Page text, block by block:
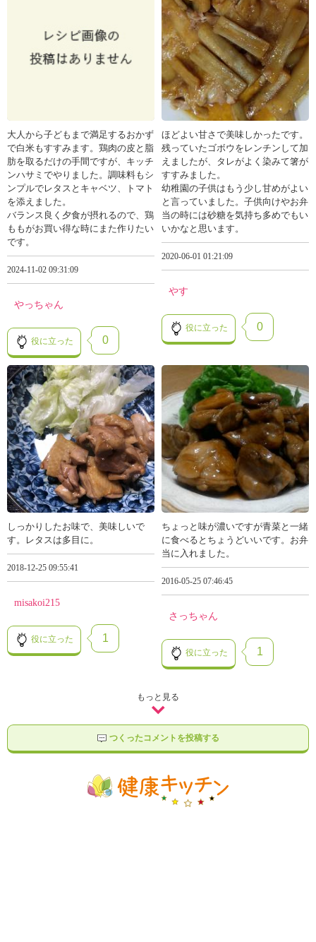
大人から子どもまで満足するおかず
で白米もすすみます。鶏肉の皮と脂
肪を取るだけの手間ですが、キッチ
ンハサミでやりました。調味料もシ
ンプルでレタスとキャベツ、トマト
を添えました。
バランス良く夕食が摂れるので、鶏
ももがお買い得な時にまた作りたい
です。
2024-11-02 09:31:09
やっちゃん
役に立った 0
ほどよい甘さで美味しかったです。
残っていたゴボウをレンチンして加
えましたが、タレがよく染みて箸が
すすみました。
幼稚園の子供はもう少し甘めがよい
と言っていました。子供向けやお弁
当の時には砂糖を気持ち多めでもい
いかなと思います。
2020-06-01 01:21:09
やす
役に立った 0
しっかりしたお味で、美味しいで
す。レタスは多目に。
2018-12-25 09:55:41
misakoi215
役に立った 1
ちょっと味が濃いですが青菜と一緒
に食べるとちょうどいいです。お弁
当に入れました。
2016-05-25 07:46:45
さっちゃん
役に立った 1
もっと見る
つくったコメントを投稿する